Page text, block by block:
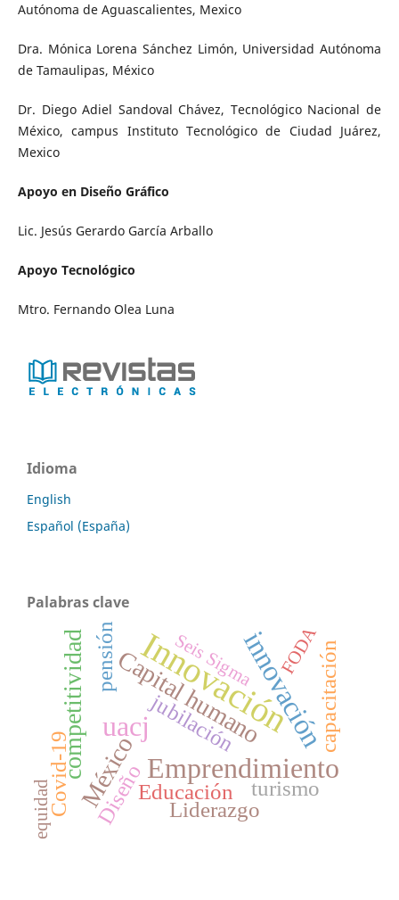
Autónoma de Aguascalientes, Mexico
Dra. Mónica Lorena Sánchez Limón, Universidad Autónoma
de Tamaulipas, México
Dr. Diego Adiel Sandoval Chávez, Tecnológico Nacional de
México, campus Instituto Tecnológico de Ciudad Juárez,
Mexico
Apoyo en Diseño Gráfico
Lic. Jesús Gerardo García Arballo
Apoyo Tecnológico
Mtro. Fernando Olea Luna
Idioma
English
Español (España)
Palabras clave
Innovación
Emprendimiento
uacj innovación
México
competitividad Capital humano
Educación
pensión
Liderazgo
turismo
Diseño
jubilación capacitación
Covid-19
equidad
Seis Sigma FODA